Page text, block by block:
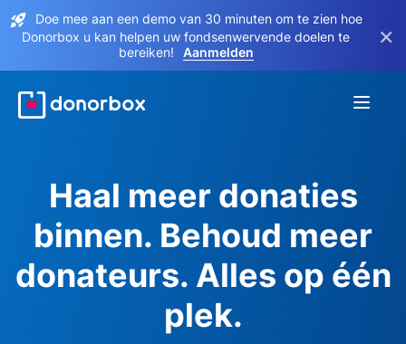
Doe mee aan een demo van 30 minuten om te zien hoe
Donorbox u kan helpen uw fondsenwervende doelen te
bereiken!
Aanmelden
×
Haal meer donaties
binnen. Behoud meer
donateurs. Alles op één
plek.